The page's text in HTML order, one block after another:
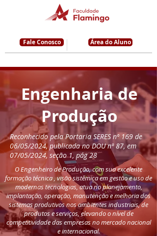
Fale Conosco Área do Aluno
Engenharia de
Produção
Reconhecido pela Portaria SERES nº 169 de
06/05/2024, publicada no DOU nº 87, em
07/05/2024, seção 1, pág 28
O Engenheiro de Produção, com sua excelente
formação técnica , visão sistêmica em gestão e uso de
modernas tecnologias, atua no planejamento,
implantação, operação, manutenção e melhoria dos
sistemas produtivos nos ambientes industriais, de
produtos e serviços, elevando o nível de
competitividade das empresas no mercado nacional
e internacional.